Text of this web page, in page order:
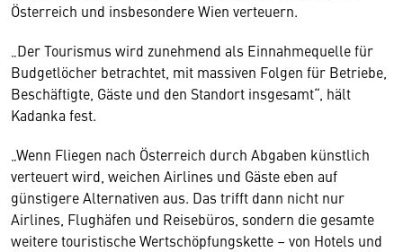
Österreich und insbesondere Wien verteuern.
„Der Tourismus wird zunehmend als Einnahmequelle für
Budgetlöcher betrachtet, mit massiven Folgen für Betriebe,
Beschäftigte, Gäste und den Standort insgesamt“, hält
Kadanka fest.
„Wenn Fliegen nach Österreich durch Abgaben künstlich
verteuert wird, weichen Airlines und Gäste eben auf
günstigere Alternativen aus. Das trifft dann nicht nur
Airlines, Flughäfen und Reisebüros, sondern die gesamte
weitere touristische Wertschöpfungskette – von Hotels und